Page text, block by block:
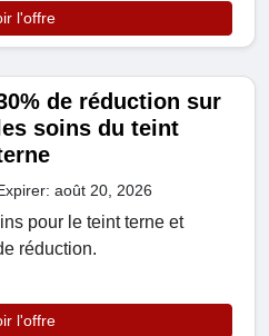
l'offre
de réduction sur
les soins du teint
août 20, 2026
pour le teint terne et
réduction.
l'offre